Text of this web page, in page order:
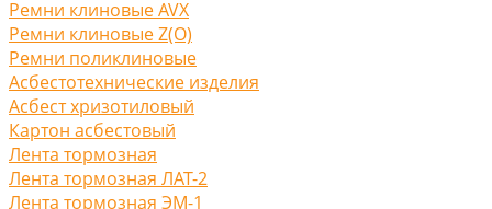
Ремни клиновые AVX
Ремни клиновые Z(O)
Ремни поликлиновые
Асбестотехнические изделия
Асбест хризотиловый
Картон асбестовый
Лента тормозная
Лента тормозная ЛАТ-2
Лента тормозная ЭМ-1